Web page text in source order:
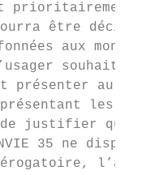
prioritairement
être
aux
présenter au
les
justifier que
35 ne